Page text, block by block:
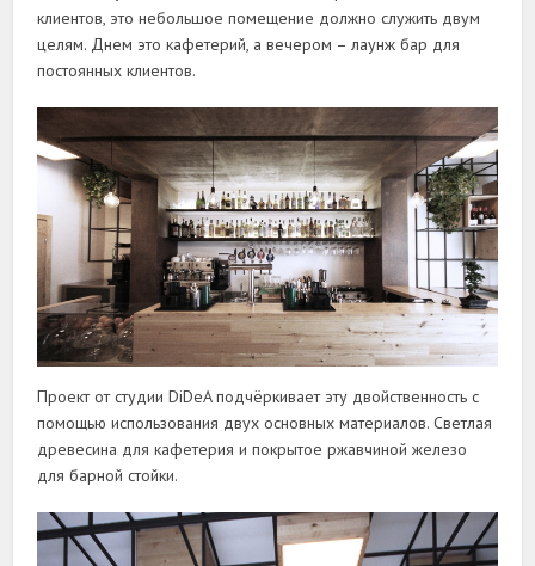
клиентов, это небольшое помещение должно служить двум
целям. Днем это кафетерий, а вечером – лаунж бар для
постоянных клиентов.
Проект от студии DiDeA подчёркивает эту двойственность с
помощью использования двух основных материалов. Светлая
древесина для кафетерия и покрытое ржавчиной железо
для барной стойки.